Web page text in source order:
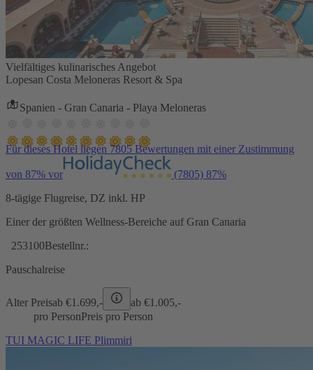
Vielfältiges kulinarisches Angebot
Lopesan Costa Meloneras Resort & Spa
Spanien - Gran Canaria - Playa Meloneras
Für dieses Hotel liegen 7805 Bewertungen mit einer Zustimmung
von 87% vor (7805) 87%
8-tägige Flugreise, DZ inkl. HP
Einer der größten Wellness-Bereiche auf Gran Canaria
253100Bestellnr.:
Pauschalreise
Alter Preisab €1.699,- ab €1.005,-
pro PersonPreis pro Person
TUI MAGIC LIFE Plimmiri